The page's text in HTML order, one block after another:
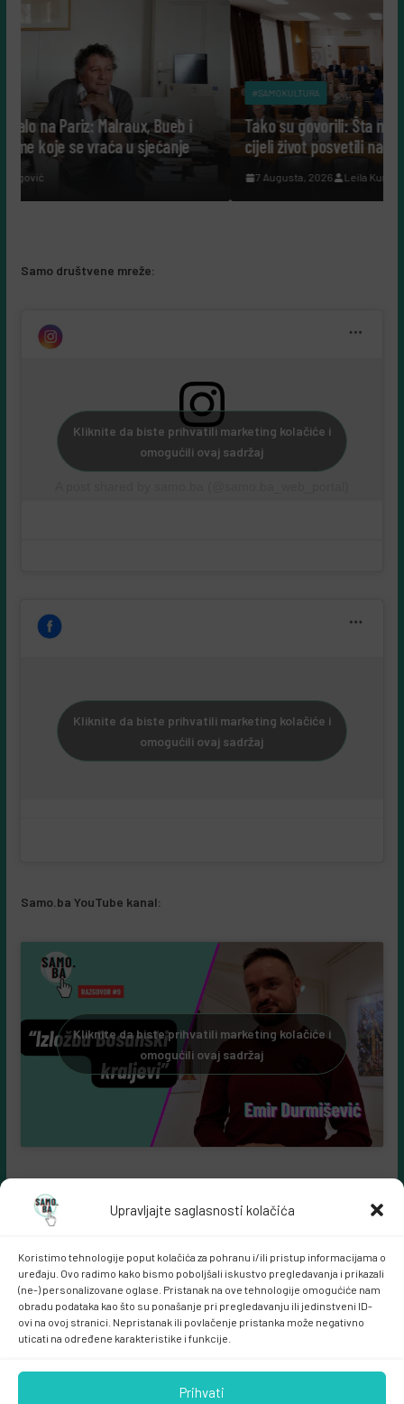
Upravljajte saglasnosti kolačića
Koristimo tehnologije poput kolačića za pohranu i/ili pristup informacijama o
uređaju. Ovo radimo kako bismo poboljšali iskustvo pregledavanja i prikazali
(ne-) personalizovane oglase. Pristanak na ove tehnologije omogućiće nam
obradu podataka kao što su ponašanje pri pregledavanju ili jedinstveni ID-
ovi na ovoj stranici. Nepristanak ili povlačenje pristanka može negativno
uticati na određene karakteristike i funkcije.
Prihvati
Bueb i
#SAMOKULTURA
Tako su govorili: Šta nam danas govore ljudi
cijeli život posvetili nauci?
Leila Kurbegović
Samo društvene mreže:
Kliknite da biste prihvatili marketing kolačiće i
omogućili ovaj sadržaj
Kliknite da biste prihvatili marketing kolačiće i
omogućili ovaj sadržaj
Samo.ba YouTube kanal:
Kliknite da biste prihvatili marketing kolačiće i
omogućili ovaj sadržaj
Samo.ba MARKETING